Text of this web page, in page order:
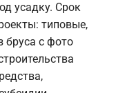
усадку. Срок
типовые,
бруса с фото